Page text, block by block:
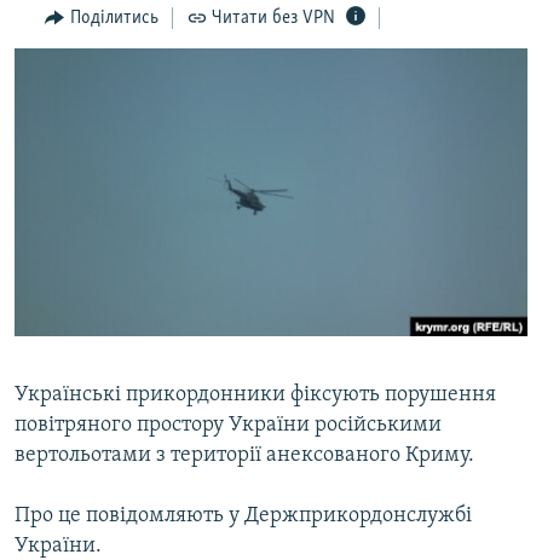
Перейти
до
ПОГЛЯД
ЯК ОБІЙТИ БЛОКУВАННЯ
Поділитись Читати без VPN
Українські прикордонники фіксують порушення
повітряного простору України російськими
вертольотами з території анексованого Криму.
Про це повідомляють у Держприкордонслужбі
України.